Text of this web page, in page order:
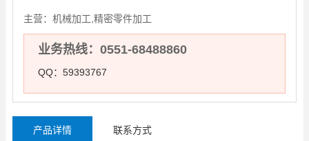
主营： 机械加工,精密零件加工
业务热线：0551-68488860
QQ：59393767
产品详情 联系方式